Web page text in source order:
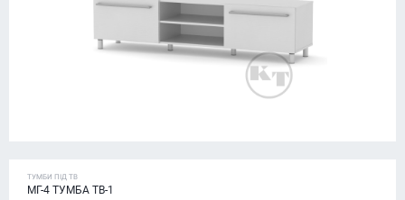
ТУМБИ ПІД ТВ
МГ-4 ТУМБА ТВ-1